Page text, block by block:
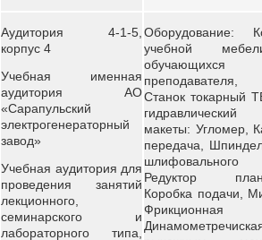
Аудитория 4-1-5,
корпус 4
Учебная именная
аудитория АО
«Сарапульский
электрогенераторный
завод»
Учебная аудитория для
проведения занятий
лекционного,
семинарского и
лабораторного типа,
Оборудование:
учебной
Станок токарный
макеты: Угломер,
передача,
шлифовального
Редуктор
Коробка подачи,
Фрикционная